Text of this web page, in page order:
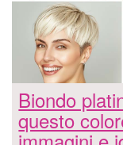
Biondo
questo